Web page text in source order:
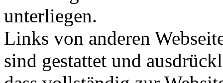
unterliegen.
Links von anderen
sind gestattet und